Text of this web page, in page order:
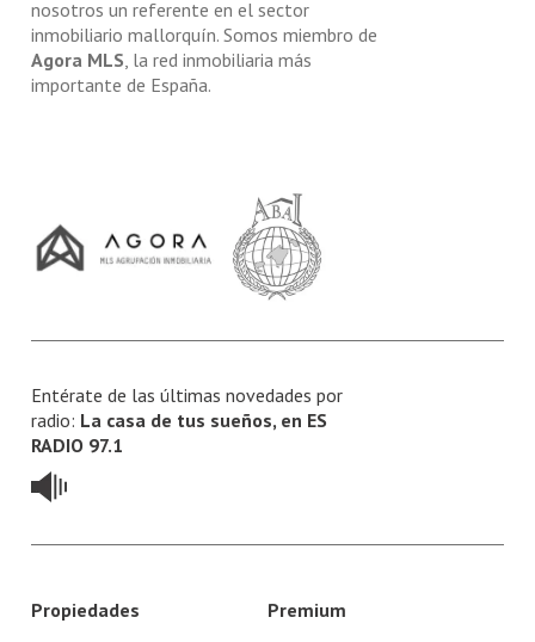
nosotros un referente en el sector
inmobiliario mallorquín. Somos miembro de
Agora MLS, la red inmobiliaria más
importante de España.
Entérate de las últimas novedades por
radio: La casa de tus sueños, en ES
RADIO 97.1
Propiedades Premium